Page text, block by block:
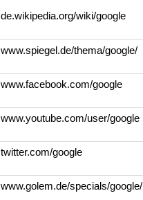
de.wikipedia.org/wiki/google
www.spiegel.de/thema/google/
www.facebook.com/google
www.youtube.com/user/google
twitter.com/google
www.golem.de/specials/google/